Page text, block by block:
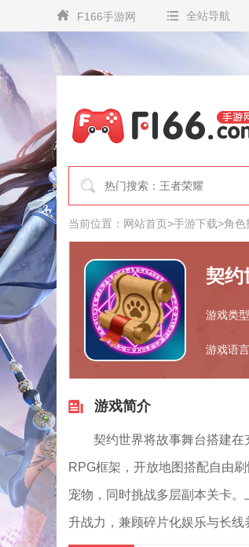
F166手游网 全站导航
当前位置： 网站首页>手游下载>角色
契约
游戏类
游戏语
游戏简介
契约世界将故事舞台搭建
RPG框架，开放地图搭配自由
宠物，同时挑战多层副本关卡
升战力，兼顾碎片化娱乐与长线